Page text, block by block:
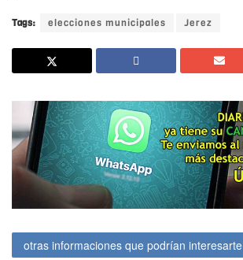
Tags: elecciones municipales Jerez
otras informaciones que podrían interesarte